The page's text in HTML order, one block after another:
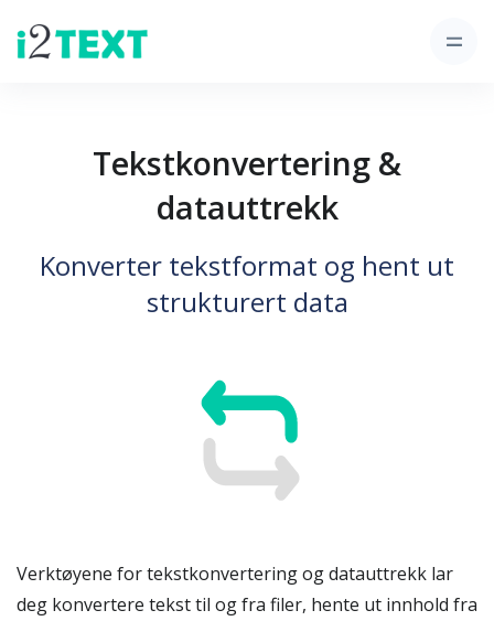
Tekstkonvertering &
datauttrekk
Konverter tekstformat og hent ut
strukturert data
Verktøyene for tekstkonvertering og datauttrekk lar
deg konvertere tekst til og fra filer, hente ut innhold fra